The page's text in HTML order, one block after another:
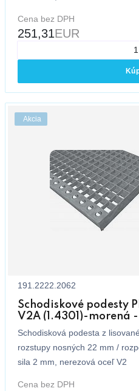
Cena bez DPH
251,31EUR
Akcia
191.2222.2062
Schodiskové podesty
V2A (1.4301)-morená
Schodisková podesta z
rozstupy nosných 22 mm /
sila 2 mm, nerezová oceľ V2
Cena bez DPH